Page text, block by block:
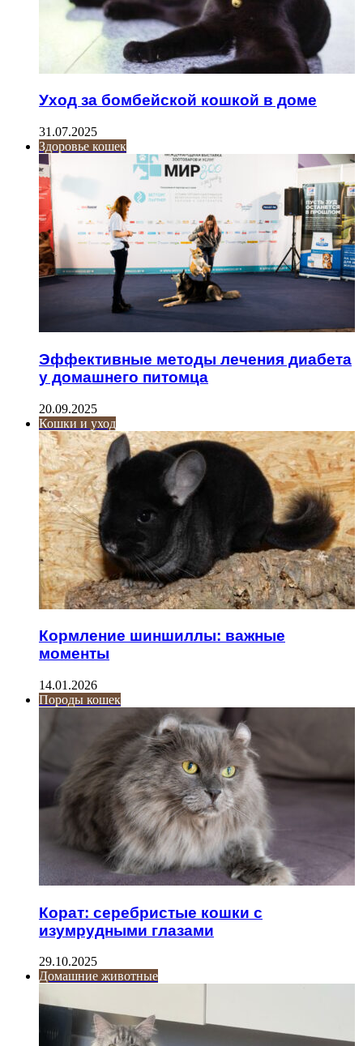
Уход за бомбейской кошкой в доме
31.07.2025
Здоровье кошек
Эффективные методы лечения диабета
у домашнего питомца
20.09.2025
Кошки и уход
Кормление шиншиллы: важные
моменты
14.01.2026
Породы кошек
Корат: серебристые кошки с
изумрудными глазами
29.10.2025
Домашние животные